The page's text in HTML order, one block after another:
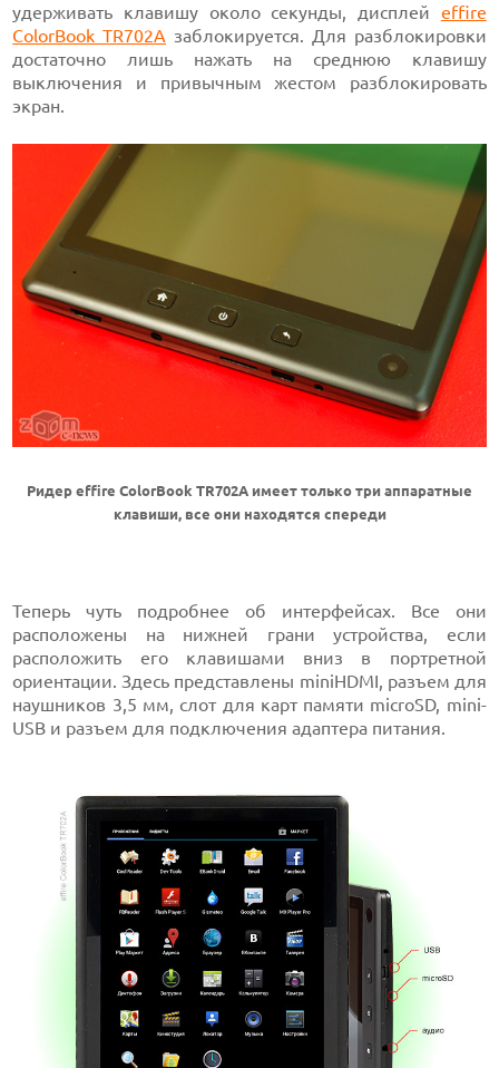
удерживать клавишу около секунды, дисплей effire
ColorBook TR702A заблокируется. Для разблокировки
достаточно лишь нажать на среднюю клавишу
выключения и привычным жестом разблокировать
экран.
Ридер effire ColorBook TR702A имеет только три аппаратные
клавиши, все они находятся спереди
Теперь чуть подробнее об интерфейсах. Все они
расположены на нижней грани устройства, если
расположить его клавишами вниз в портретной
ориентации. Здесь представлены miniHDMI, разъем для
наушников 3,5 мм, слот для карт памяти microSD, mini-
USB и разъем для подключения адаптера питания.